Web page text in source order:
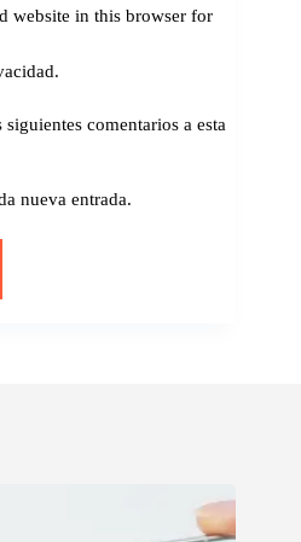
website in this browser for
comentarios a esta
nueva entrada.